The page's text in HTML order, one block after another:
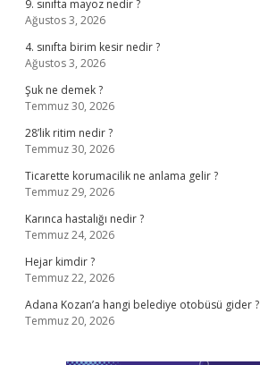
9. sınıfta mayoz nedir ?
Ağustos 3, 2026
4. sınıfta birim kesir nedir ?
Ağustos 3, 2026
Şuk ne demek ?
Temmuz 30, 2026
28’lik ritim nedir ?
Temmuz 30, 2026
Ticarette korumacilik ne anlama gelir ?
Temmuz 29, 2026
Karınca hastalığı nedir ?
Temmuz 24, 2026
Hejar kimdir ?
Temmuz 22, 2026
Adana Kozan’a hangi belediye otobüsü gider ?
Temmuz 20, 2026